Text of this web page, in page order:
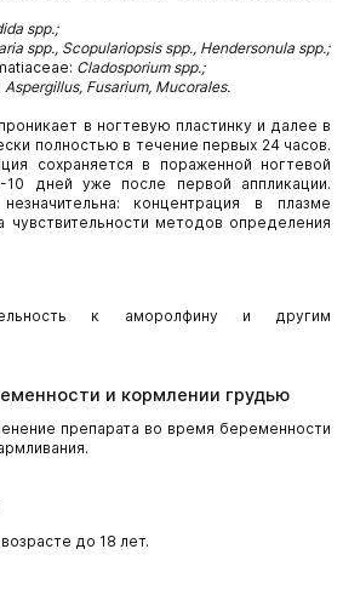
spp.;
spp., Scopulariopsis spp., Hendersonula spp.;
Cladosporium spp.;
Aspergillus, Fusarium, Mucorales.
в ногтевую пластинку и далее в
полностью в течение первых 24 часов.
сохраняется в пораженной ногтевой
10 дней уже после первой аппликации.
концентрация в плазме
чувствительности методов определения
к аморолфину и другим
и кормлении грудью
препарата во время беременности
до 18 лет.